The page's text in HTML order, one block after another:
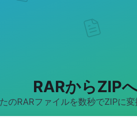
RARからZIP
のRARファイルを数秒でZIPに